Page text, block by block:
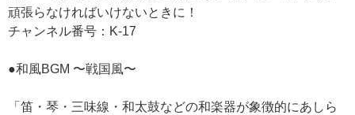
頑張らなければいけないときに！
チャンネル番号：K-17
●和風BGM 〜戦国風〜
「笛・琴・三味線・和太鼓などの和楽器が象徴的にあしら